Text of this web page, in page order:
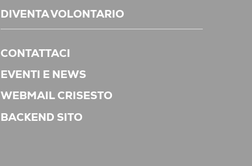
DIVENTA VOLONTARIO
CONTATTACI
EVENTI E NEWS
WEBMAIL CRISESTO
BACKEND SITO